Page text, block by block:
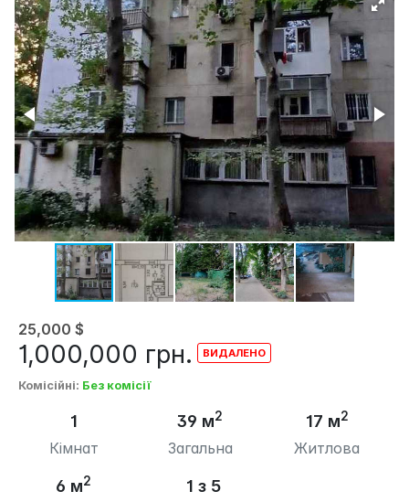
25,000 $
1,000,000 грн.
Комісійні: Без комісії
1
Кімнат
39 м2
Загальна
17 м2
Житлова
6 м2 1 з 5